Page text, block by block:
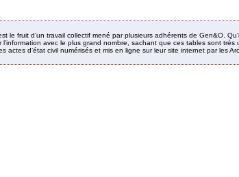
le fruit d’un travail collectif mené par plusieurs adhérents de Gen&O.
avec le plus grand nombre, sachant que ces tables sont
actes d’état civil numérisés et mis en ligne sur leur site internet par les